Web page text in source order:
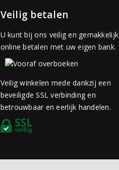
Veilig betalen
U kunt bij ons veilig en gemakkelijk
online betalen met uw eigen bank.
Veilig winkelen mede dankzij een
beveiligde SSL verbinding en
betrouwbaar en eerlijk handelen.